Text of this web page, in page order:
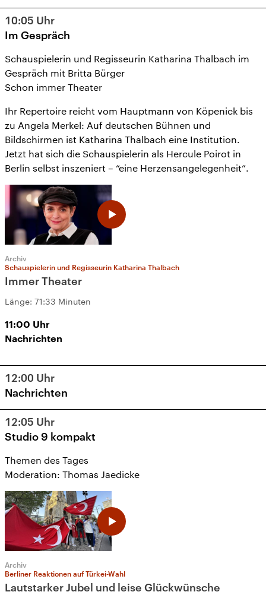
10:05 Uhr
Im Gespräch
Schauspielerin und Regisseurin Katharina Thalbach im
Gespräch mit Britta Bürger
Schon immer Theater
Ihr Repertoire reicht vom Hauptmann von Köpenick bis
zu Angela Merkel: Auf deutschen Bühnen und
Bildschirmen ist Katharina Thalbach eine Institution.
Jetzt hat sich die Schauspielerin als Hercule Poirot in
Berlin selbst inszeniert – “eine Herzensangelegenheit”.
Archiv
Schauspielerin und Regisseurin Katharina Thalbach
Immer Theater
Länge: 71:33 Minuten
11:00 Uhr
Nachrichten
12:00 Uhr
Nachrichten
12:05 Uhr
Studio 9 kompakt
Themen des Tages
Moderation: Thomas Jaedicke
Archiv
Berliner Reaktionen auf Türkei-Wahl
Lautstarker Jubel und leise Glückwünsche